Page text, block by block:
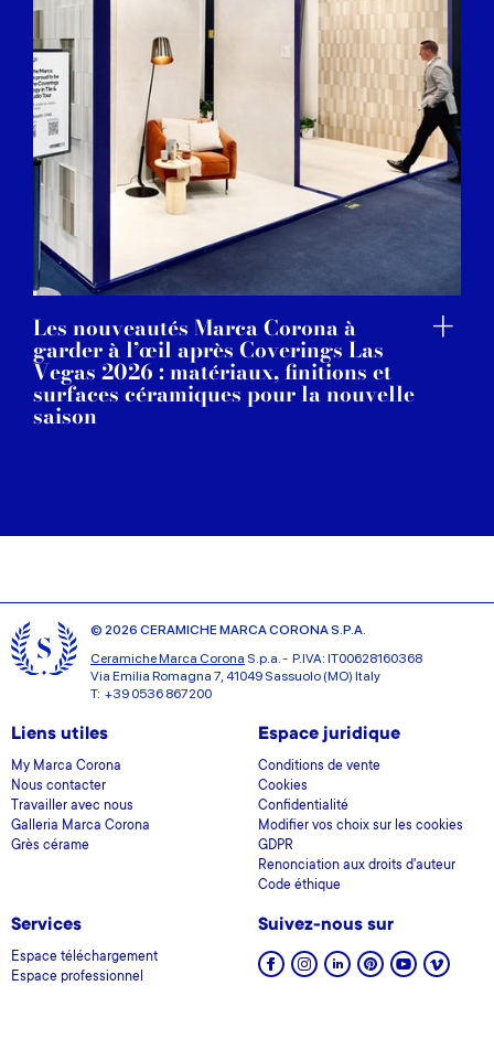
Les nouveautés Marca Corona à
garder à l’œil après Coverings Las
Vegas 2026 : matériaux, finitions et
surfaces céramiques pour la nouvelle
saison
© 2026 CERAMICHE MARCA CORONA S.P.A.
Ceramiche Marca Corona S.p.a. - P.IVA: IT00628160368
Via Emilia Romagna 7, 41049 Sassuolo (MO) Italy
T: +39 0536 867200
Liens utiles
My Marca Corona
Nous contacter
Travailler avec nous
Galleria Marca Corona
Grès cérame
Espace juridique
Conditions de vente
Cookies
Confidentialité
Modifier vos choix sur les cookies
GDPR
Renonciation aux droits d'auteur
Code éthique
Services
Espace téléchargement
Espace professionnel
Suivez-nous sur